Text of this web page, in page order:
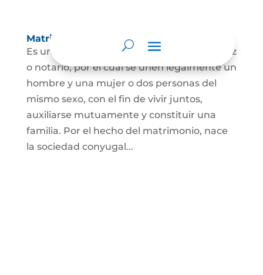
Matrimonio Civil
Es un contrato solemne celebrado ante juez
o notario, por el cual se unen legalmente un
hombre y una mujer o dos personas del
mismo sexo, con el fin de vivir juntos,
auxiliarse mutuamente y constituir una
familia. Por el hecho del matrimonio, nace
la sociedad conyugal...